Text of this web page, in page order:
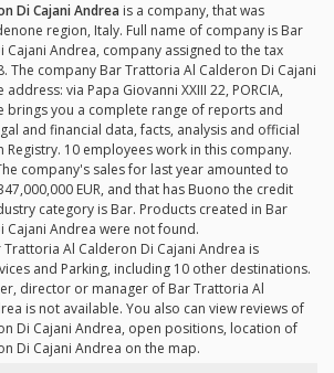
Di Cajani Andrea is a company, that was
region, Italy. Full name of company is Bar
Andrea, company assigned to the tax
The company Bar Trattoria Al Calderon Di Cajani
via Papa Giovanni XXIII 22, PORCIA,
brings you a complete range of reports and
and financial data, facts, analysis and official
10 employees work in this company.
company's sales for last year amounted to
EUR, and that has Buono the credit
category is Bar. Products created in Bar
Cajani Andrea were not found.
Al Calderon Di Cajani Andrea is
and Parking, including 10 other destinations.
director or manager of Bar Trattoria Al
is not available. You also can view reviews of
Di Cajani Andrea, open positions, location of
Di Cajani Andrea on the map.